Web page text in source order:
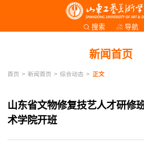
搜索 导航
新闻首页
首页 > 新闻首页 > 综合动态 > 正文
山东省文物修复技艺人才研修
术学院开班